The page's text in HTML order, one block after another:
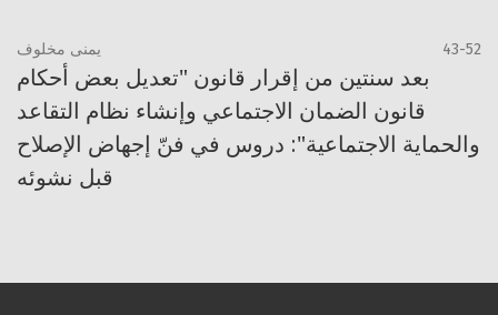
يمنى مخلوف 43-52
بعد سنتين من إقرار قانون "تعديل بعض أحكام
قانون الضمان الاجتماعي وإنشاء نظام التقاعد
والحماية الاجتماعية": دروس في فنّ إجهاض الإصلاح
قبل نشوئه